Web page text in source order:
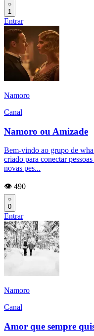
1
Entrar
Namoro
Canal
Namoro ou Amizade
Bem-vindo ao grupo de
criado para conectar
novas pes...
👁️ 490
0
Entrar
Namoro
Canal
Amor que sempre